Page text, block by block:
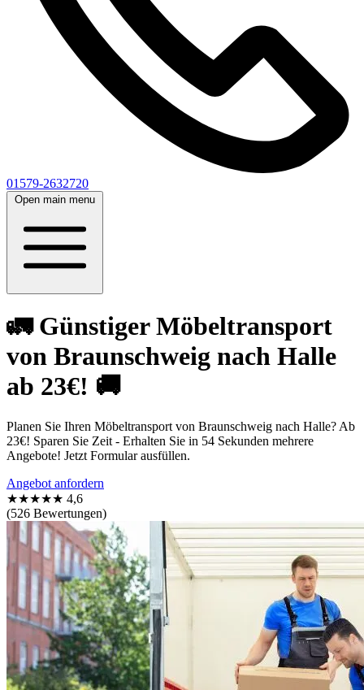
01579-2632720
Open main menu
🚛 Günstiger Möbeltransport
von Braunschweig nach Halle
ab 23€! 🚚
Planen Sie Ihren Möbeltransport von Braunschweig nach Halle? Ab
23€! Sparen Sie Zeit - Erhalten Sie in 54 Sekunden mehrere
Angebote! Jetzt Formular ausfüllen.
Angebot anfordern
★★★★★ 4,6
(526 Bewertungen)